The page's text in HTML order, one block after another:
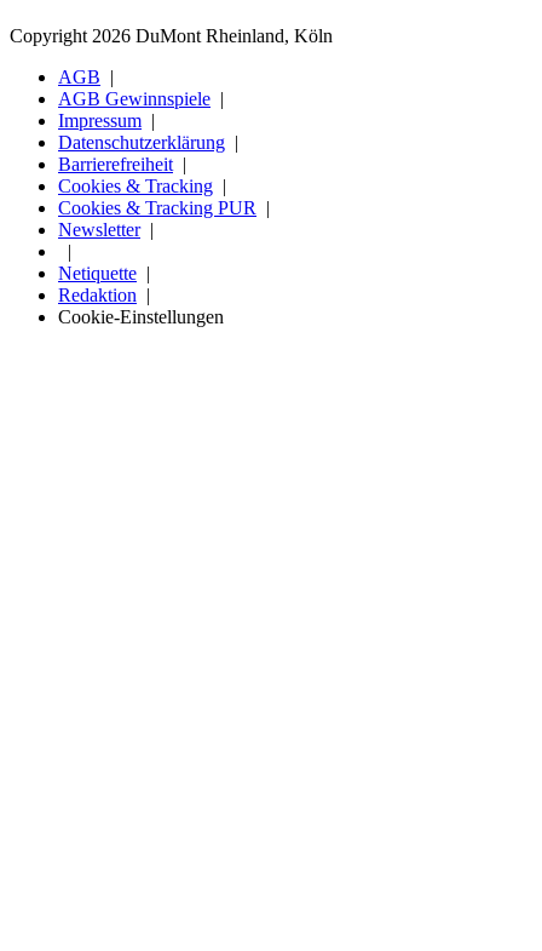
Copyright 2026 DuMont Rheinland, Köln
AGB
AGB Gewinnspiele
Impressum
Datenschutzerklärung
Barrierefreiheit
Cookies & Tracking
Cookies & Tracking PUR
Newsletter
Netiquette
Redaktion
Cookie-Einstellungen